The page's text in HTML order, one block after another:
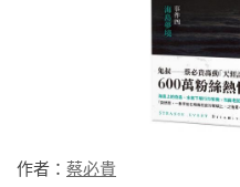
作者： 蔡必貴